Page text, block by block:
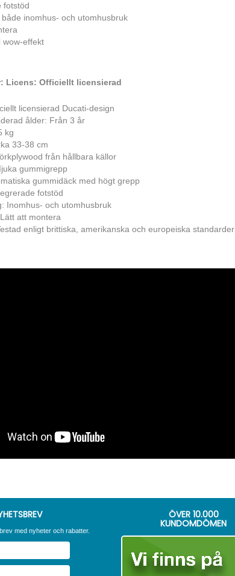
fotstöd
inomhus- och utomhusbruk
wow-effekt
Licens: Officiellt licensierad
licensierad Ducati-design
ålder: Från 3 år
kg
33-38 cm
från hållbara källor
gummigrepp
gummidäck med högt grepp
fotstöd
Inomhus- och utomhusbruk
att montera
enligt brittiska, amerikanska och europeiska standarder
med nyheter och rabatter.
ÖVER 10.000
KUNDOMDÖMEN